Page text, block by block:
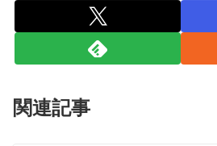
関連記事